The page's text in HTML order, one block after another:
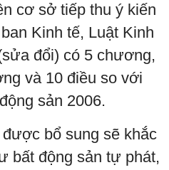
cơ sở tiếp thu ý kiến
Kinh tế, Luật Kinh
đổi) có 5 chương,
và 10 điều so với
sản 2006.
bổ sung sẽ khắc
bất động sản tự phát,